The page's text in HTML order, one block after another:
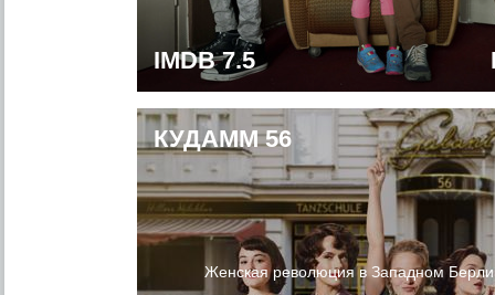
IMDB 7.5
КУДАММ 56
Женская революция в Западном